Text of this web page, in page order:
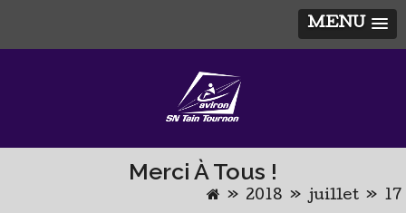
MENU
Merci À Tous !
» 2018 » juillet » 17